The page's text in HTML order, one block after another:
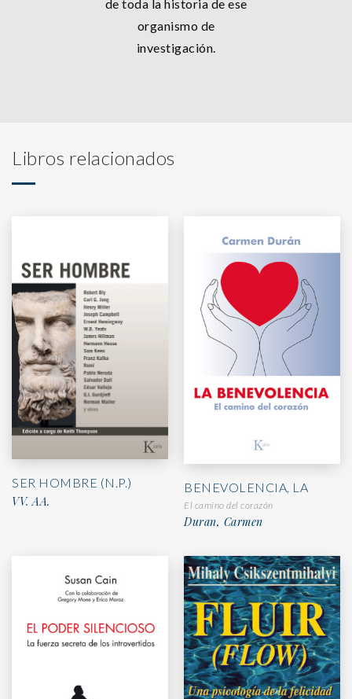
de toda la historia de ese
organismo de
investigación.
Libros relacionados
SER HOMBRE (N.P.)
VV. AA.
BENEVOLENCIA, LA
El camino del corazón
Duran, Carmen